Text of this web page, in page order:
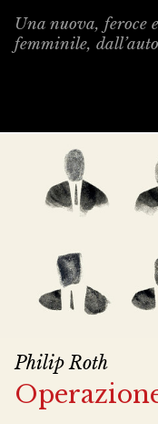
Una nuova, feroce
femminile,
Philip Roth